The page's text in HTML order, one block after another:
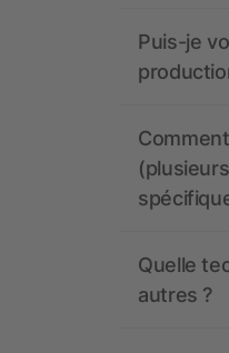
Puis-je
Quelle
autres ?